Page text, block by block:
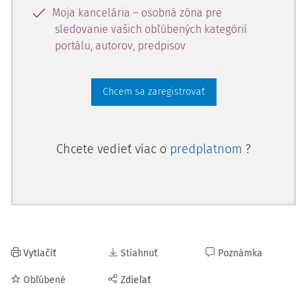
Moja kancelária – osobná zóna pre
sledovanie vašich obľúbených kategórií
portálu, autorov, predpisov
Chcem sa zaregistrovať
Chcete vedieť viac o predplatnom ?
Vytlačiť
Obľúbené
Stiahnuť
Zdieľať
Poznámka